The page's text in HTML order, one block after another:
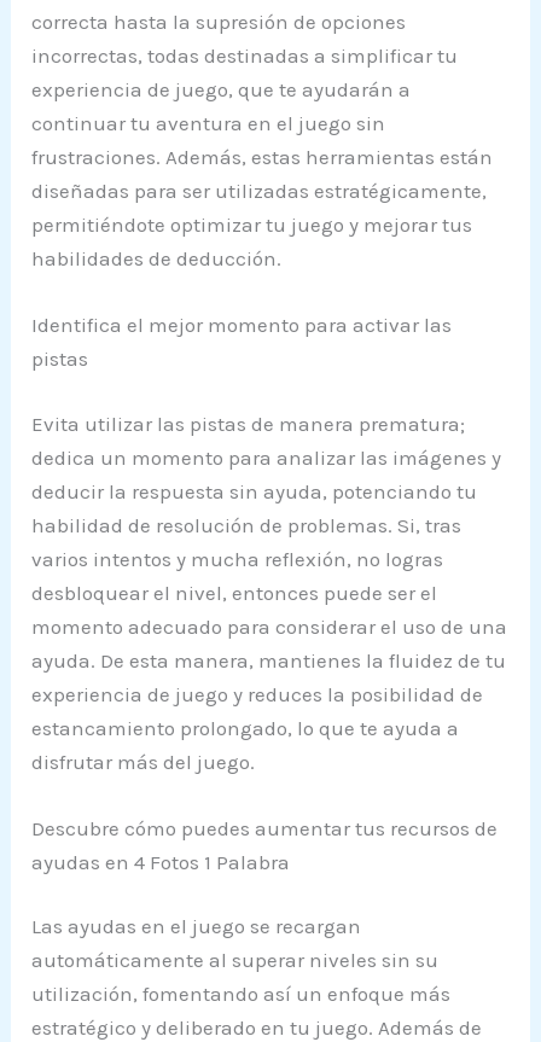
correcta hasta la supresión de opciones
incorrectas, todas destinadas a simplificar tu
experiencia de juego, que te ayudarán a
continuar tu aventura en el juego sin
frustraciones. Además, estas herramientas están
diseñadas para ser utilizadas estratégicamente,
permitiéndote optimizar tu juego y mejorar tus
habilidades de deducción.
Identifica el mejor momento para activar las
pistas
Evita utilizar las pistas de manera prematura;
dedica un momento para analizar las imágenes y
deducir la respuesta sin ayuda, potenciando tu
habilidad de resolución de problemas. Si, tras
varios intentos y mucha reflexión, no logras
desbloquear el nivel, entonces puede ser el
momento adecuado para considerar el uso de una
ayuda. De esta manera, mantienes la fluidez de tu
experiencia de juego y reduces la posibilidad de
estancamiento prolongado, lo que te ayuda a
disfrutar más del juego.
Descubre cómo puedes aumentar tus recursos de
ayudas en 4 Fotos 1 Palabra
Las ayudas en el juego se recargan
automáticamente al superar niveles sin su
utilización, fomentando así un enfoque más
estratégico y deliberado en tu juego. Además de